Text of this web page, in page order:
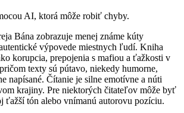
AI, ktorá môže robiť chyby.
Bána zobrazuje menej známe kúty
výpovede miestnych ľudí. Kniha
korupcia, prepojenia s mafiou a ťažkosti v
texty sú pútavo, niekedy humorne,
napísané. Čítanie je silne emotívne a núti
krajiny. Pre niektorých čitateľov môže byť
ťažší tón alebo vnímanú autorovu pozíciu.